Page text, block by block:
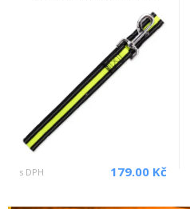
s DPH 179.00 Kč